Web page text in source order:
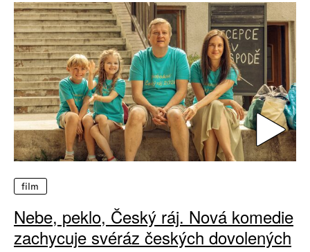
film
Nebe, peklo, Český ráj. Nová komedie
zachycuje svéráz českých dovolených